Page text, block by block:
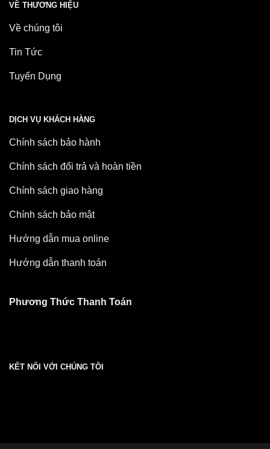
VỀ THƯƠNG HIỆU
Về chúng tôi
Tin Tức
Tuyển Dụng
DỊCH VỤ KHÁCH HÀNG
Chính sách bảo hành
Chính sách đổi trả và hoàn tiền
Chính sách giao hàng
Chính sách bảo mật
Hướng dẫn mua online
Hướng dẫn thanh toán
Phương Thức Thanh Toán
KẾT NỐI VỚI CHÚNG TÔI